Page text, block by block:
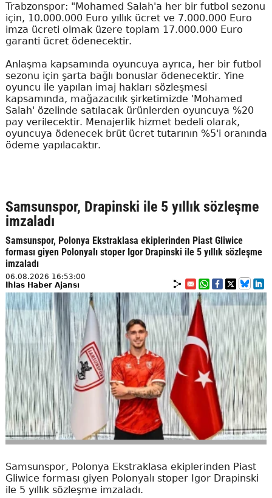
Trabzonspor: "Mohamed Salah'a her bir futbol sezonu
için, 10.000.000 Euro yıllık ücret ve 7.000.000 Euro
imza ücreti olmak üzere toplam 17.000.000 Euro
garanti ücret ödenecektir.
Anlaşma kapsamında oyuncuya ayrıca, her bir futbol
sezonu için şarta bağlı bonuslar ödenecektir. Yine
oyuncu ile yapılan imaj hakları sözleşmesi
kapsamında, mağazacılık şirketimizde 'Mohamed
Salah' özelinde satılacak ürünlerden oyuncuya %20
pay verilecektir. Menajerlik hizmet bedeli olarak,
oyuncuya ödenecek brüt ücret tutarının %5'i oranında
ödeme yapılacaktır.
Samsunspor, Drapinski ile 5 yıllık sözleşme
imzaladı
Samsunspor, Polonya Ekstraklasa ekiplerinden Piast Gliwice
forması giyen Polonyalı stoper Igor Drapinski ile 5 yıllık sözleşme
imzaladı
06.08.2026 16:53:00
İhlas Haber Ajansı
Samsunspor, Polonya Ekstraklasa ekiplerinden Piast
Gliwice forması giyen Polonyalı stoper Igor Drapinski
ile 5 yıllık sözleşme imzaladı.